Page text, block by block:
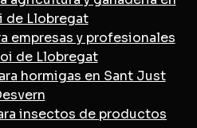
de Llobregat
empresas y profesionales
de Llobregat
hormigas en Sant Just
insectos de productos